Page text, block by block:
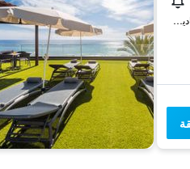
Lombo de Sao Joao, 130, بونتا دو سول, جزر ماديرا, البرتغال